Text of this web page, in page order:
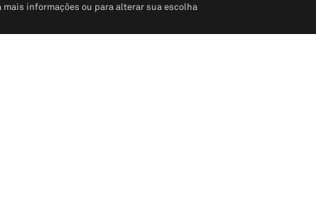
informações ou para alterar sua escolha